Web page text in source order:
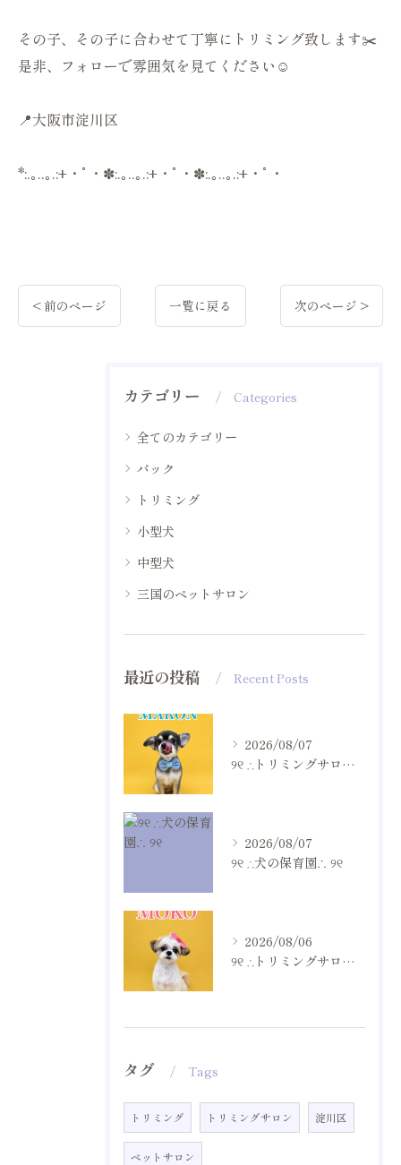
その子、その子に合わせて丁寧にトリミング致します✂️
是非、フォローで雰囲気を見てください☺️
📍大阪市淀川区
*:.｡..｡.:+・ﾟ・✽:.｡..｡.:+・ﾟ・✽:.｡..｡.:+・ﾟ・
< 前のページ 一覧に戻る 次のページ >
カテゴリー Categories
全てのカテゴリー
パック
トリミング
小型犬
中型犬
三国のペットサロン
最近の投稿 Recent Posts
2026/08/07
୨୧ ∴トリミングサロン∴ ୨୧
2026/08/07
୨୧ ∴犬の保育園∴ ୨୧
2026/08/06
୨୧ ∴トリミングサロン∴ ୨୧
タグ Tags
トリミング トリミングサロン 淀川区
ペットサロン